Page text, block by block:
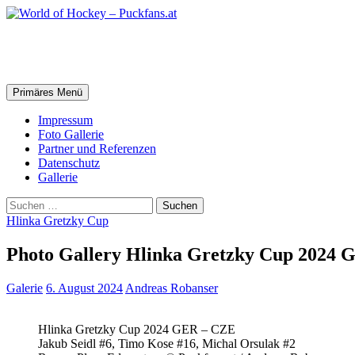
Zum
Suchen
Primäres Menü
Impressum
Foto Gallerie
Partner und Referenzen
Datenschutz
Gallerie
Suchen
nach:
Hlinka Gretzky Cup
Photo Gallery Hlinka Gretzky Cup 2024
Galerie 6. August 2024 Andreas Robanser
Hlinka Gretzky Cup 2024 GER – CZE
Jakub Seidl #6, Timo Kose #16, Michal Orsulak #2